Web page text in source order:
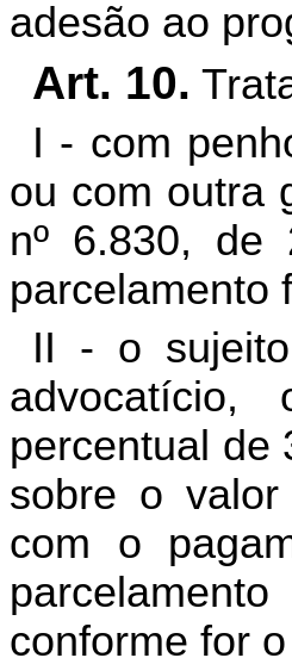
adesão ao
Art. 10.
I - com
ou com outra
nº 6.830, de
parcelamento
II - o
percentual de
sobre o valor
com o
conforme for